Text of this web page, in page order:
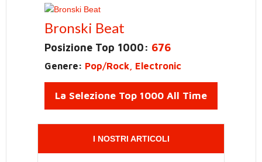
Bronski Beat
Posizione Top 1000: 676
Genere: Pop/Rock, Electronic
La Selezione Top 1000 All Time
I NOSTRI ARTICOLI